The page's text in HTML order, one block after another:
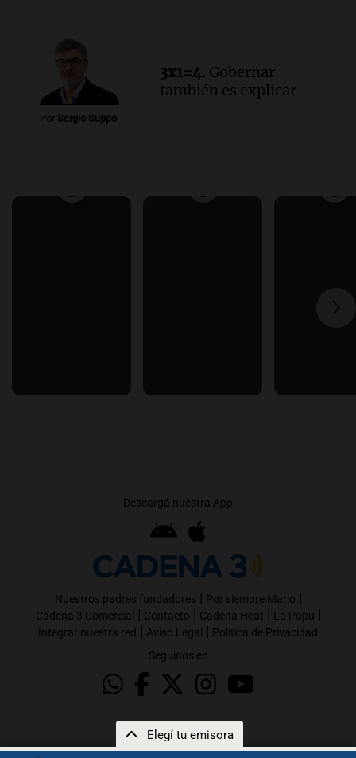
Elegí tu emisora
Por Sergio Suppo
3x1=4. Gobernar
también es explicar
Descargá nuestra App
Nuestros padres fundadores | Por siempre Mario |
Cadena 3 Comercial | Contacto | Cadena Heat | La Popu |
Integrar nuestra red | Aviso Legal | Política de Privacidad
Seguinos en